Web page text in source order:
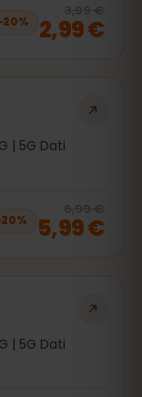
20%
3,99 €
2,99 €
| 5G Dati
20%
6,99 €
5,99 €
| 5G Dati